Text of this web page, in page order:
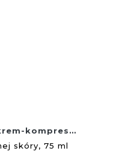
kompres
skóry, 75 ml